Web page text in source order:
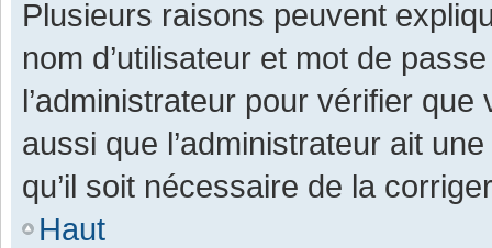
Plusieurs raisons peuvent
nom d’utilisateur et mot de
l’administrateur pour vérifier
aussi que l’administrateur ait
qu’il soit nécessaire de la
Haut